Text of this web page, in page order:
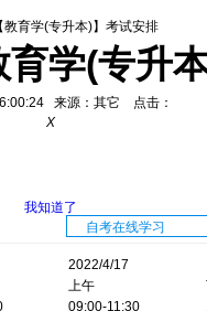
育学(专升本)】考试安排
学(专升
来源：其它 点击：
X
我知道了
自考在线学习
2022/4/17
上午
09:00-11:30